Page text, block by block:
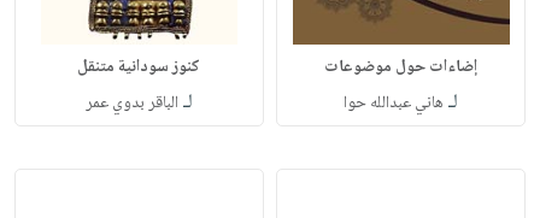
إضاءات حول موضوعات
لـ هاني عبدالله حوا
كنوز سودانية متنقل
لـ الباقر بدوي عمر